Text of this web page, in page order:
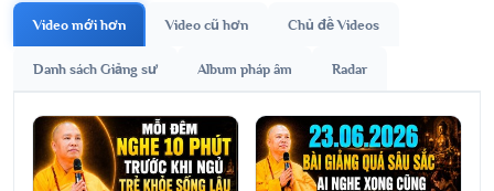
Video mới hơn Video cũ hơn Chủ đề Videos
Danh sách Giảng sư Album pháp âm Radar